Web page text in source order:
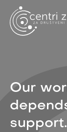
Our